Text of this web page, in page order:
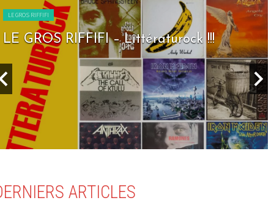
LE GROS RIFFIFI
LE GROS RIFFIFI – Littératurock !!!
ARTICLES